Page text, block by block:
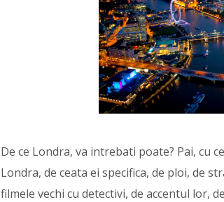
De ce Londra, va intrebati poate? Pai, cu
Londra, de ceata ei specifica, de ploi, de
filmele vechi cu detectivi, de accentul lor,